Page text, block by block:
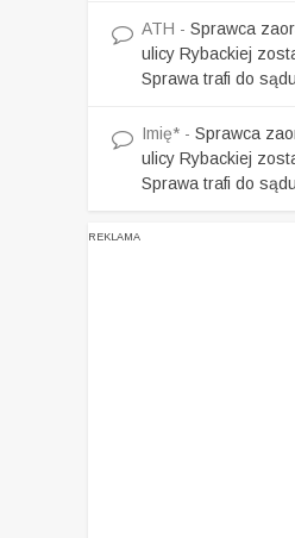
ATH - Sprawca
ulicy Rybackiej
Sprawa trafi do sądu
Imię* - Sprawca
ulicy Rybackiej
Sprawa trafi do sądu
REKLAMA